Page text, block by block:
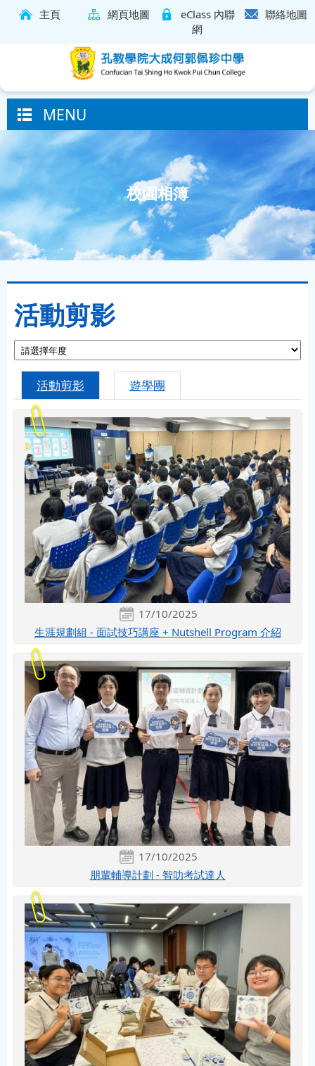
主頁 網頁地圖
eClass 內聯
網
聯絡地圖
MENU
校園相簿
活動剪影
活動剪影 遊學團
17/10/2025
生涯規劃組 - 面試技巧講座 + Nutshell Program 介紹
17/10/2025
朋輩輔導計劃 - 智叻考試達人